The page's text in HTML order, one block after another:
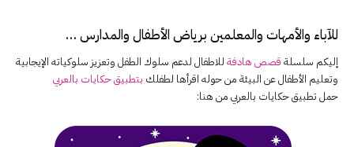
للآباء والأمهات والمعلمين برياض الأطفال والمدارس …
إليكم سلسلة قصص هادفة للاطفال لدعم سلوك الطفل وتعزيز سلوكياته الإيجابية
وتعليم الأطفال عن البيئة من حوله اقرأها لطفلك بتطبيق حكايات بالعربي
حمل تطبيق حكايات بالعربي من هنا: